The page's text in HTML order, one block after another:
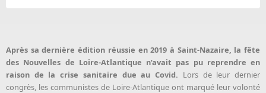
Après sa dernière édition réussie en 2019 à Saint-Nazaire, la fête
des Nouvelles de Loire-Atlantique n’avait pas pu reprendre en
raison de la crise sanitaire due au Covid. Lors de leur dernier
congrès, les communistes de Loire-Atlantique ont marqué leur volonté